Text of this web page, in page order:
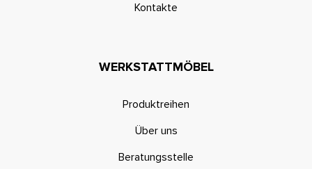
Kontakte
WERKSTATTMÖBEL
Produktreihen
Über uns
Beratungsstelle